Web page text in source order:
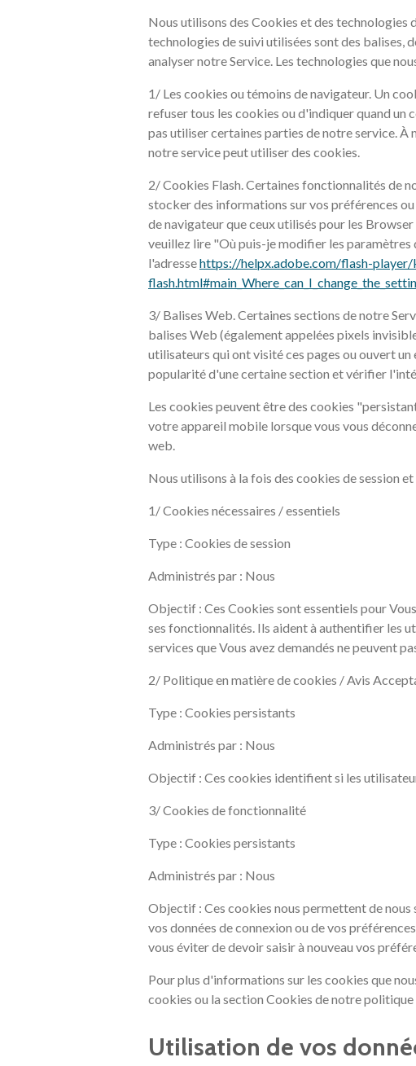
Nous utilisons des Cookies et des
technologies de suivi utilisées sont des balises,
analyser notre Service. Les technologies que
1/ Les cookies ou témoins de navigateur. Un
refuser tous les cookies ou d'indiquer quand un
pas utiliser certaines parties de notre service. À
notre service peut utiliser des cookies.
2/ Cookies Flash. Certaines fonctionnalités de
stocker des informations sur vos préférences
de navigateur que ceux utilisés pour les
veuillez lire "Où puis-je modifier les paramètres
l'adressehttps://helpx.adobe.com/flash-
3/ Balises Web. Certaines sections de notre
balises Web (également appelées pixels
utilisateurs qui ont visité ces pages ou ouvert
popularité d'une certaine section et vérifier
Les cookies peuvent être des cookies
votre appareil mobile lorsque vous vous
web.
Nous utilisons à la fois des cookies de session
1/ Cookies nécessaires / essentiels
Type : Cookies de session
Administrés par : Nous
Objectif : Ces Cookies sont essentiels pour
ses fonctionnalités. Ils aident à authentifier les
services que Vous avez demandés ne peuvent
2/ Politique en matière de cookies / Avis
Type : Cookies persistants
Administrés par : Nous
Objectif : Ces cookies identifient si les
3/ Cookies de fonctionnalité
Type : Cookies persistants
Administrés par : Nous
Objectif : Ces cookies nous permettent de
vos données de connexion ou de vos
vous éviter de devoir saisir à nouveau vos
Pour plus d'informations sur les cookies que
cookies ou la section Cookies de notre
Utilisation de vos